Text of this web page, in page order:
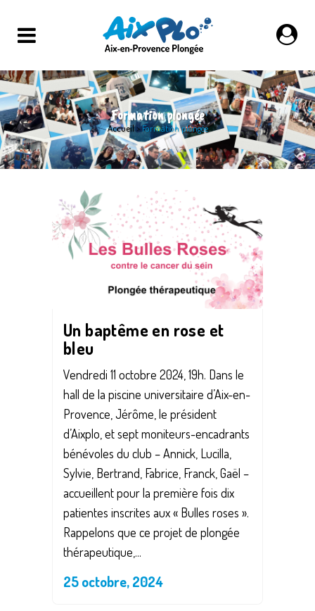
Formation plongée
Accueil>Formation plongée
Un baptême en rose et
bleu
Vendredi 11 octobre 2024, 19h. Dans le
hall de la piscine universitaire d’Aix-en-
Provence, Jérôme, le président
d’Aixplo, et sept moniteurs-encadrants
bénévoles du club – Annick, Lucilla,
Sylvie, Bertrand, Fabrice, Franck, Gaël –
accueillent pour la première fois dix
patientes inscrites aux « Bulles roses ».
Rappelons que ce projet de plongée
thérapeutique,...
25 octobre, 2024